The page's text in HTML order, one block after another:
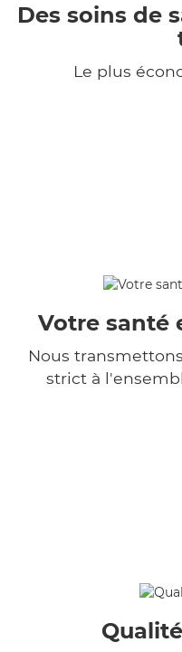
Des soins de
Le plus
Votre santé
Nous
strict à